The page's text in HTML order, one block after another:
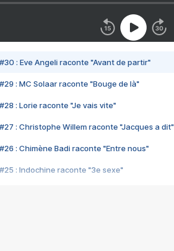
#30 : Eve Angeli raconte "Avant de partir"
#29 : MC Solaar raconte "Bouge de là"
#28 : Lorie raconte "Je vais vite"
#27 : Christophe Willem raconte "Jacques a dit"
#26 : Chimène Badi raconte "Entre nous"
#25 : Indochine raconte "3e sexe"